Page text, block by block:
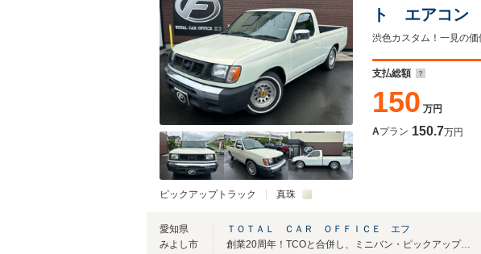
ピックアップトラック 真珠
ト エアコン
支払総額
150 万円
Aプラン 150.7万円
愛知県
みよし市
ＴＯＴＡＬ ＣＡＲ ＯＦＦＩＣＥ エフ
創業20周年！TCOと合併し、ミニバン・ピックアップ店としてグレードUP！！